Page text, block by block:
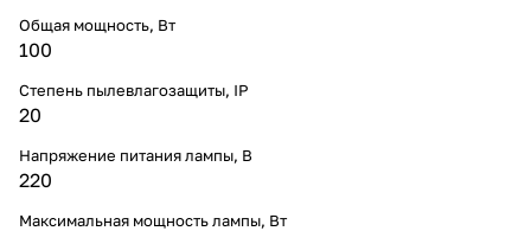
Общая мощность, Вт
100
Степень пылевлагозащиты, IP
20
Напряжение питания лампы, В
220
Максимальная мощность лампы, Вт